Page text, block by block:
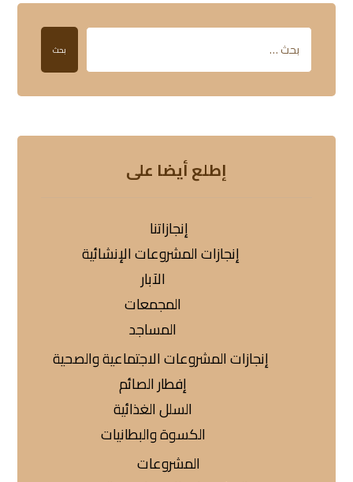
بحث
إطلع أيضا على
إنجازاتنا
إنجازات المشروعات الإنشائية
الآبار
المجمعات
المساجد
إنجازات المشروعات الاجتماعية والصحية
إفطار الصائم
السلل الغذائية
الكسوة والبطانيات
المشروعات